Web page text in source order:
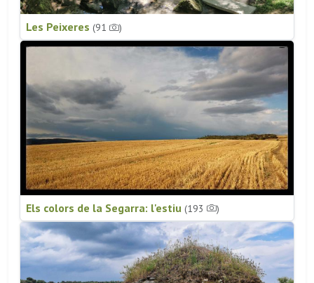
Les Peixeres (91 )
Els colors de la Segarra: l'estiu (193 )